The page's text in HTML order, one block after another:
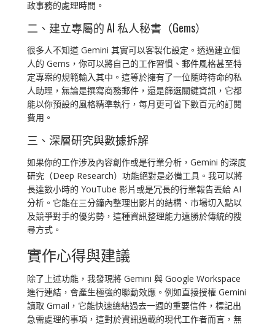
政事務的處理時間。
二、建立專屬的 AI 私人秘書（Gems）
很多人不知道 Gemini 其實可以客製化設定。透過建立個
人的 Gems，你可以將自己的工作習慣、郵件風格甚至特
定專案的規範輸入其中。這等於擁有了一位隨時待命的私
人助理，無論是撰寫商務郵件，還是篩選關鍵資訊，它都
能以你預設的風格精準執行，每月更可省下數百元的訂閱
費用。
三、深層研究與數據拆解
如果你的工作涉及內容創作或是行業分析，Gemini 的深度
研究（Deep Research）功能絕對是必備工具。我可以將
長達數小時的 YouTube 影片或是冗長的行業報告丟給 AI
分析。它能在三分鐘內整理出影片的結構、市場切入點以
及競爭對手的優劣勢，這種資訊整理能力遠勝於傳統的搜
尋方式。
實作心得與建議
除了上述功能，我發現將 Gemini 與 Google Workspace
進行連結，會產生極強的聯動效應。例如直接授權 Gemini
讀取 Gmail，它能快速總結過去一週的重要信件，標記出
急需處理的事項，這對於資訊過載的現代工作者而言，無